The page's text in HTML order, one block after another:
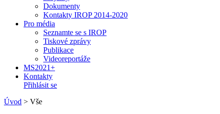
Dokumenty
Kontakty IROP 2014-2020
Pro média
Seznamte se s IROP
Tiskové zprávy
Publikace
Videoreportáže
MS2021+
Kontakty
Přihlásit se
Úvod > Vše